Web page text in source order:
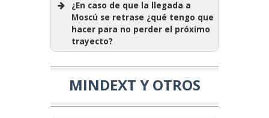
¿En caso de que la llegada a
Moscú se retrase ¿qué tengo que
hacer para no perder el próximo
trayecto?
MINDEXT Y OTROS